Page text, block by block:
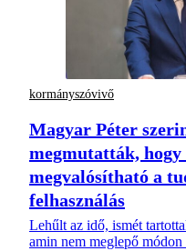
kormányszóvivő
Magyar Péter
megmutatták,
megvalósítható a
felhasználás
Lehűlt az idő, ismét
amin nem meglepő